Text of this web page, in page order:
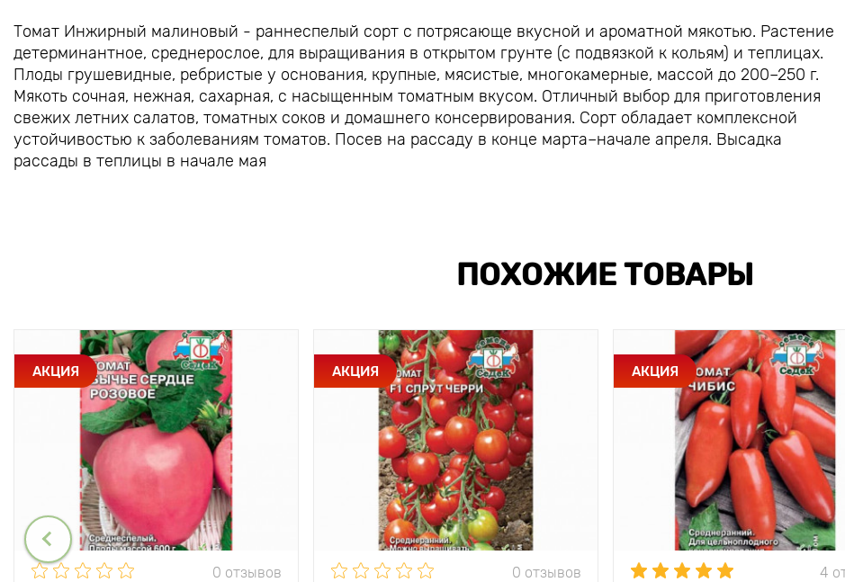
Томат Инжирный малиновый - раннеспелый сорт с потрясающе вкусной и ароматной мякотью. Растение
детерминантное, среднерослое, для выращивания в открытом грунте (с подвязкой к кольям) и теплицах.
Плоды грушевидные, ребристые у основания, крупные, мясистые, многокамерные, массой до 200–250 г.
Мякоть сочная, нежная, сахарная, с насыщенным томатным вкусом. Отличный выбор для приготовления
свежих летних салатов, томатных соков и домашнего консервирования. Сорт обладает комплексной
устойчивостью к заболеваниям томатов. Посев на рассаду в конце марта–начале апреля. Высадка
рассады в теплицы в начале мая
ПОХОЖИЕ ТОВАРЫ
АКЦИЯ
0 отзывов
АКЦИЯ
0 отзывов
АКЦИЯ
4